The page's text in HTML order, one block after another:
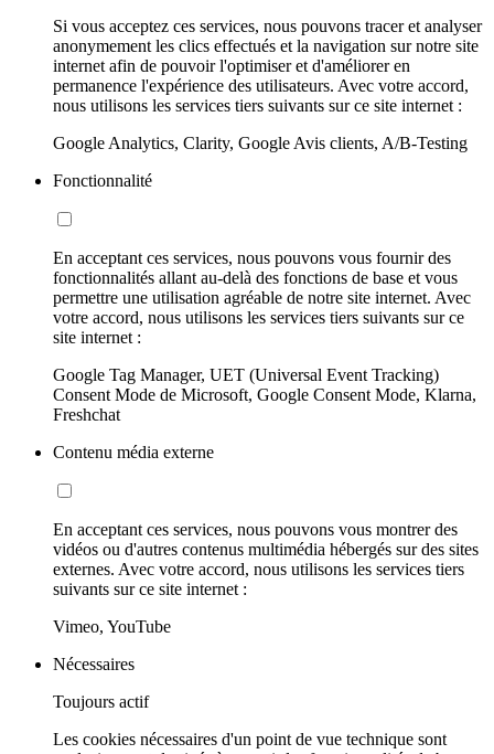
Si vous acceptez ces services, nous pouvons tracer et analyser
anonymement les clics effectués et la navigation sur notre site
internet afin de pouvoir l'optimiser et d'améliorer en
permanence l'expérience des utilisateurs. Avec votre accord,
nous utilisons les services tiers suivants sur ce site internet :
Google Analytics, Clarity, Google Avis clients, A/B-Testing
Fonctionnalité
En acceptant ces services, nous pouvons vous fournir des
fonctionnalités allant au-delà des fonctions de base et vous
permettre une utilisation agréable de notre site internet. Avec
votre accord, nous utilisons les services tiers suivants sur ce
site internet :
Google Tag Manager, UET (Universal Event Tracking)
Consent Mode de Microsoft, Google Consent Mode, Klarna,
Freshchat
Contenu média externe
En acceptant ces services, nous pouvons vous montrer des
vidéos ou d'autres contenus multimédia hébergés sur des sites
externes. Avec votre accord, nous utilisons les services tiers
suivants sur ce site internet :
Vimeo, YouTube
Nécessaires
Toujours actif
Les cookies nécessaires d'un point de vue technique sont